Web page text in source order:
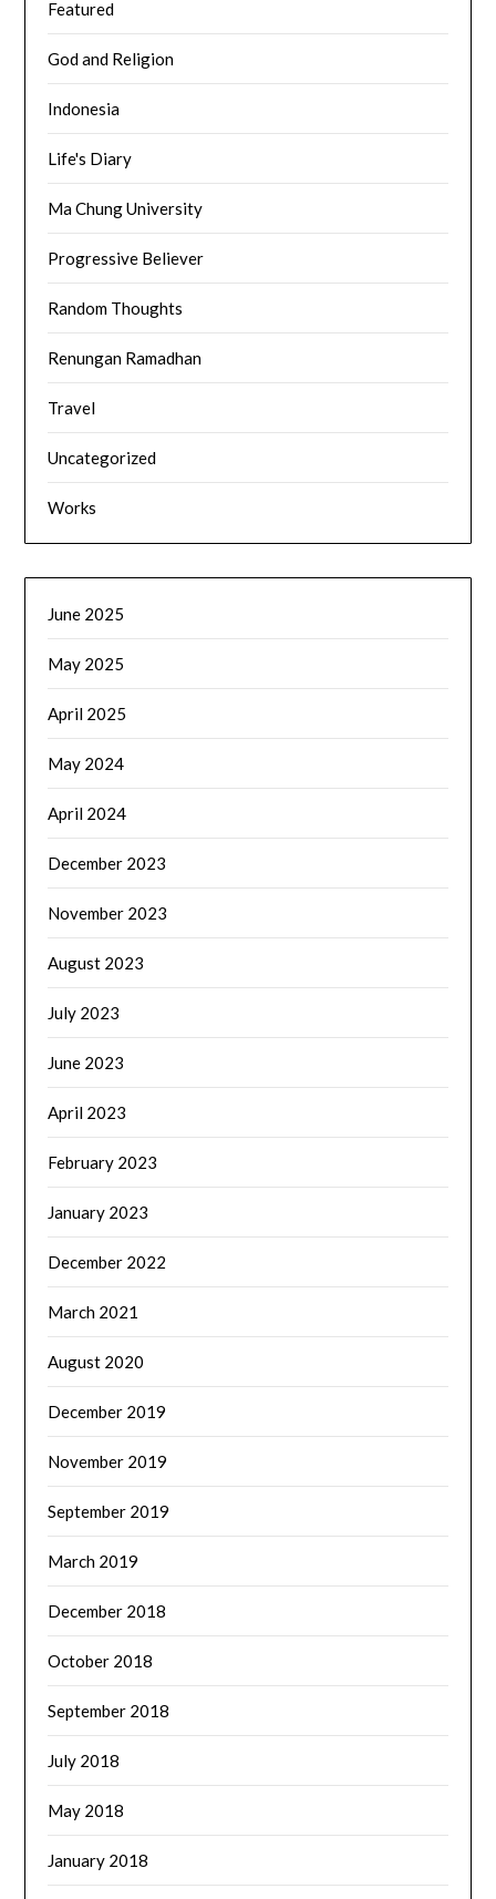
Featured
God and Religion
Indonesia
Life's Diary
Ma Chung University
Progressive Believer
Random Thoughts
Renungan Ramadhan
Travel
Uncategorized
Works
June 2025
May 2025
April 2025
May 2024
April 2024
December 2023
November 2023
August 2023
July 2023
June 2023
April 2023
February 2023
January 2023
December 2022
March 2021
August 2020
December 2019
November 2019
September 2019
March 2019
December 2018
October 2018
September 2018
July 2018
May 2018
January 2018